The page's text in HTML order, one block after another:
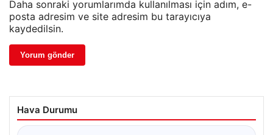
Daha sonraki yorumlarımda kullanılması için adım, e-
posta adresim ve site adresim bu tarayıcıya
kaydedilsin.
Hava Durumu